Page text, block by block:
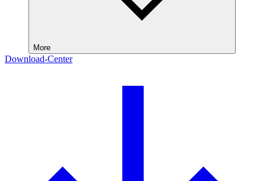
More
Download-Center